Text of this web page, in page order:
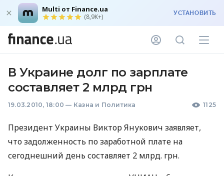
Multi от Finance.ua
(8,9K+) УСТАНОВИТЬ
В Украине долг по зарплате
составляет 2 млрд грн
19.03.2010, 18:00 — Казна и Политика 1125
Президент Украины Виктор Янукович заявляет,
что задолженность по заработной плате на
сегоднешний день составляет 2 млрд. грн.